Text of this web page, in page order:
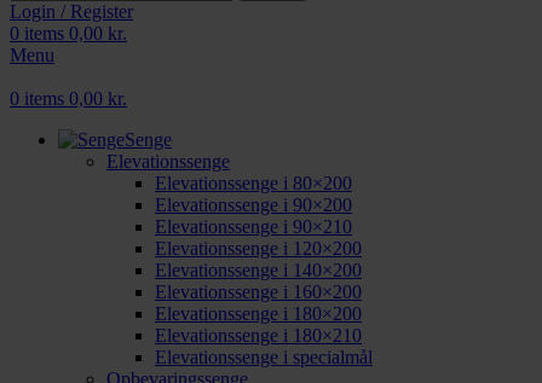
Login / Register
0 items 0,00 kr.
Menu
0 items 0,00 kr.
Senge
Elevationssenge
Elevationssenge i 80×200
Elevationssenge i 90×200
Elevationssenge i 90×210
Elevationssenge i 120×200
Elevationssenge i 140×200
Elevationssenge i 160×200
Elevationssenge i 180×200
Elevationssenge i 180×210
Elevationssenge i specialmål
Opbevaringssenge